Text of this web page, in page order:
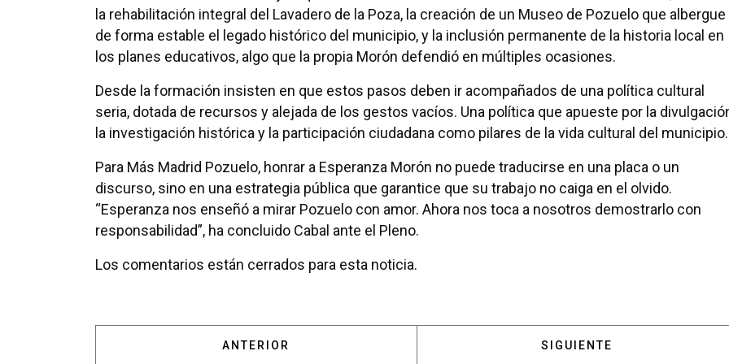
la rehabilitación integral del Lavadero de la Poza, la creación de un Museo de Pozuelo que albergue
de forma estable el legado histórico del municipio, y la inclusión permanente de la historia local en
los planes educativos, algo que la propia Morón defendió en múltiples ocasiones.
Desde la formación insisten en que estos pasos deben ir acompañados de una política cultural
seria, dotada de recursos y alejada de los gestos vacíos. Una política que apueste por la
la investigación histórica y la participación ciudadana como pilares de la vida cultural del municipio.
Para Más Madrid Pozuelo, honrar a Esperanza Morón no puede traducirse en una placa o un
discurso, sino en una estrategia pública que garantice que su trabajo no caiga en el olvido.
“Esperanza nos enseñó a mirar Pozuelo con amor. Ahora nos toca a nosotros demostrarlo con
responsabilidad”, ha concluido Cabal ante el Pleno.
Los comentarios están cerrados para esta noticia.
ARTÍCULO ANTERIOR: POZUELO ADVIERTE AL GOBIERNO QUE ACUDIRÁ A
ANTERIOR ARTÍCULO SIGUIENTE: LA
SIGUIENTE